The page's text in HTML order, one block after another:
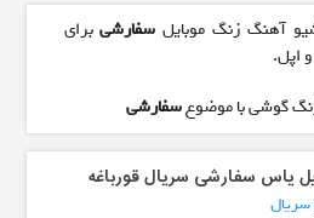
آهنگ زنگ موبایل سفارشیبرای
اپل.
گوشی با موضوعسفارشی
یاس سفارشی سریال قورباغه
سریال